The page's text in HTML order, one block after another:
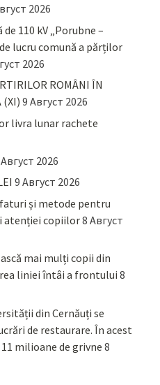
2026
110 kV „Porubne –
lucru comună a părților
2026
ROMÂNI ÎN
(XI) 9 Август 2026
livra lunar rachete
2026
9 Август 2026
și metode pentru
atenției copiilor8 Август
mai mulți copii din
liniei întâi a frontului 8
din Cernăuți se
de restaurare. În acest
milioane de grivne 8